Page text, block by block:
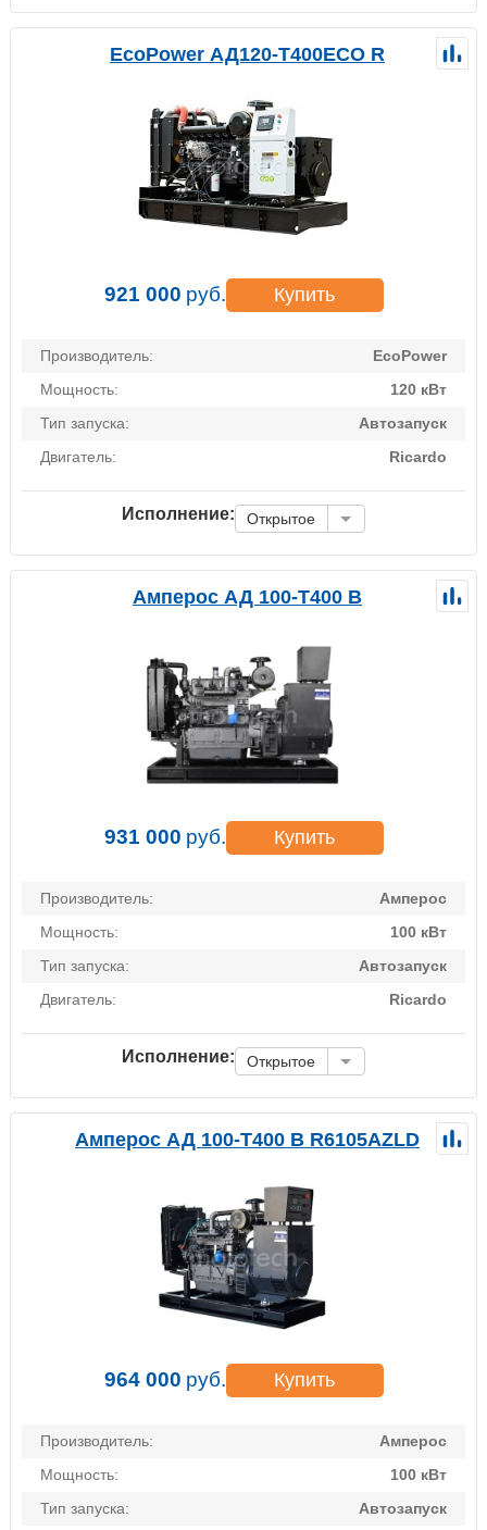
EcoPower АД120-T400ECO R
921 000 руб. Купить
Производитель:
EcoPower
Мощность:
120 кВт
Тип запуска:
Автозапуск
Двигатель:
Ricardo
Исполнение: Открытое
Амперос АД 100-Т400 B
931 000 руб. Купить
Производитель:
Амперос
Мощность:
100 кВт
Тип запуска:
Автозапуск
Двигатель:
Ricardo
Исполнение: Открытое
Амперос АД 100-Т400 B R6105AZLD
964 000 руб. Купить
Производитель:
Амперос
Мощность:
100 кВт
Тип запуска:
Автозапуск